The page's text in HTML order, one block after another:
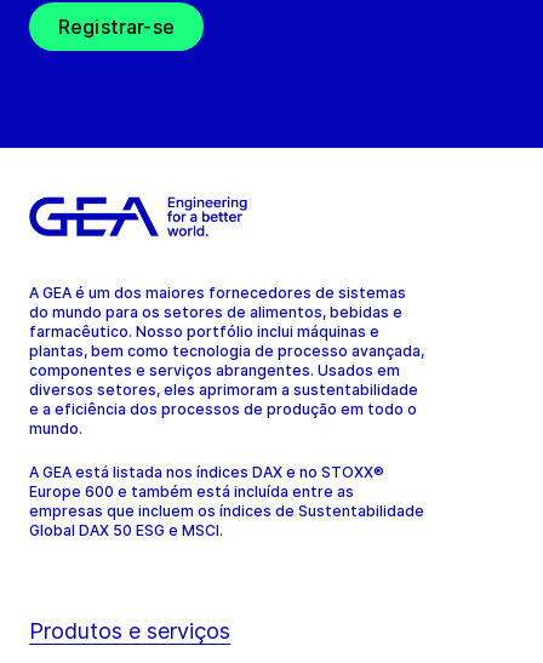
Registrar-se
A GEA é um dos maiores fornecedores de sistemas
do mundo para os setores de alimentos, bebidas e
farmacêutico. Nosso portfólio inclui máquinas e
plantas, bem como tecnologia de processo avançada,
componentes e serviços abrangentes. Usados em
diversos setores, eles aprimoram a sustentabilidade
e a eficiência dos processos de produção em todo o
mundo.
A GEA está listada nos índices DAX e no STOXX®
Europe 600 e também está incluída entre as
empresas que incluem os índices de Sustentabilidade
Global DAX 50 ESG e MSCI.
Produtos e serviços